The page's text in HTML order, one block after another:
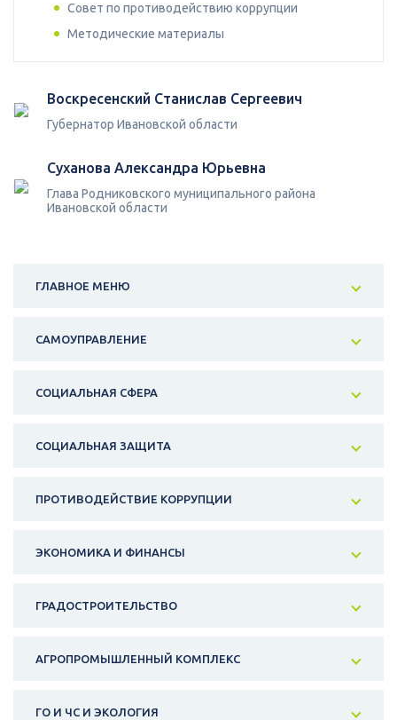
Совет по противодействию коррупции
Методические материалы
Воскресенский Станислав Сергеевич
Губернатор Ивановской области
Суханова Александра Юрьевна
Глава Родниковского муниципального района
Ивановской области
ГЛАВНОЕ МЕНЮ
САМОУПРАВЛЕНИЕ
СОЦИАЛЬНАЯ СФЕРА
СОЦИАЛЬНАЯ ЗАЩИТА
ПРОТИВОДЕЙСТВИЕ КОРРУПЦИИ
ЭКОНОМИКА И ФИНАНСЫ
ГРАДОСТРОИТЕЛЬСТВО
АГРОПРОМЫШЛЕННЫЙ КОМПЛЕКС
ГО И ЧС И ЭКОЛОГИЯ